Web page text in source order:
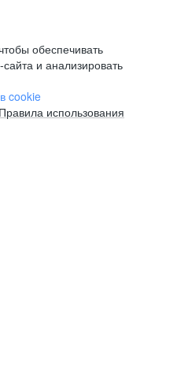
обеспечивать
и анализировать
cookie
Правила использования